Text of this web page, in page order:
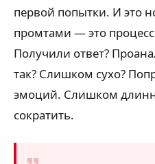
первой попытки. И это
промтами — это
Получили ответ?
так? Слишком сухо?
эмоций. Слишком
сократить.